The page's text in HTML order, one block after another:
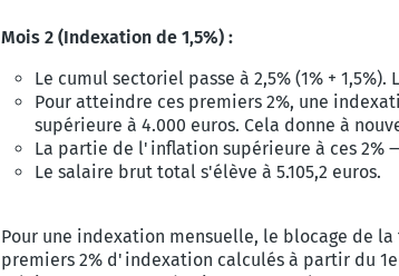
Mois 2 (Indexation de 1,5%) :
Le cumul sectoriel passe à 2,5% (1% +
Pour atteindre ces premiers 2%, une
supérieure à 4.000 euros. Cela donne à
La partie de l'inflation supérieure à ces 2%
Le salaire brut total s'élève à 5.105,2 euros.
Pour une indexation mensuelle, le blocage de
premiers 2% d'indexation calculés à partir du